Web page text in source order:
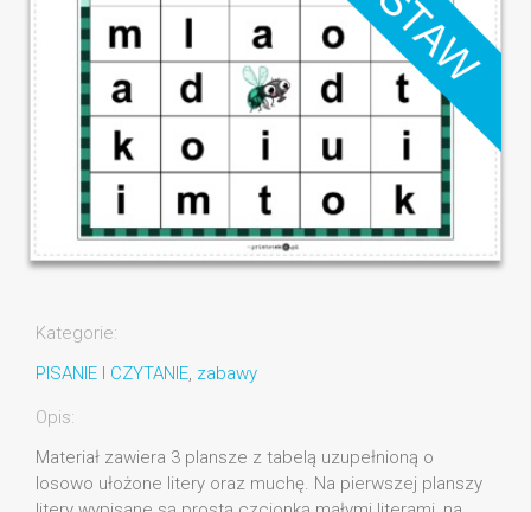
Kategorie:
PISANIE I CZYTANIE, zabawy
Opis:
Materiał zawiera 3 plansze z tabelą uzupełnioną o
losowo ułożone litery oraz muchę. Na pierwszej planszy